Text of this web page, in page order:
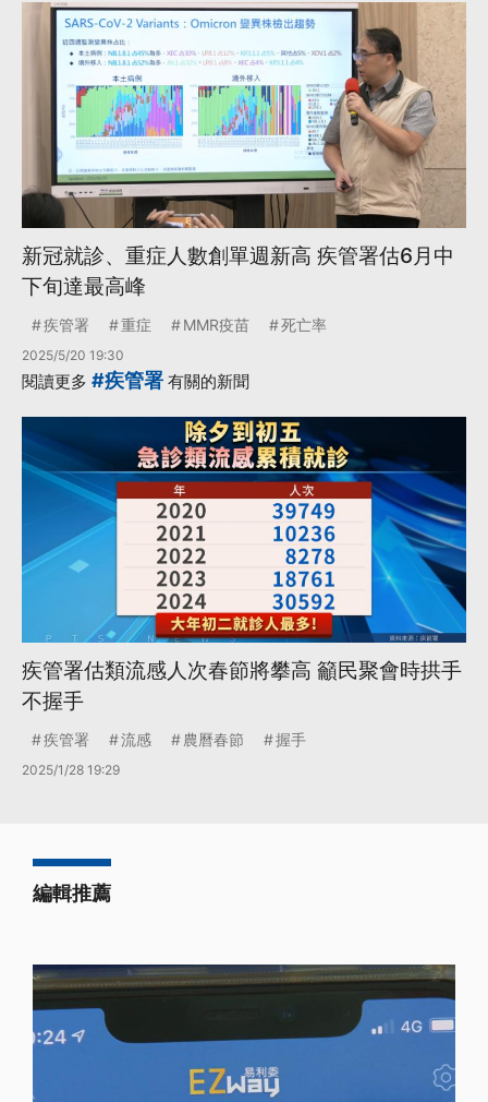
新冠就診、重症人數創單週新高 疾管署估6月中
下旬達最高峰
疾管署 重症 MMR疫苗 死亡率
2025/5/20 19:30
閱讀更多 #疾管署 有關的新聞
疾管署估類流感人次春節將攀高 籲民聚會時拱手
不握手
疾管署 流感 農曆春節 握手
2025/1/28 19:29
編輯推薦